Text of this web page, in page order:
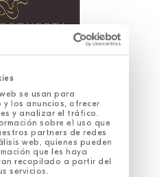
se usan para
los anuncios, ofrecer
y analizar el tráfico.
sobre el uso que
partners de redes
web, quienes pueden
que les haya
recopilado a partir del
servicios.
ERLEBNISSE